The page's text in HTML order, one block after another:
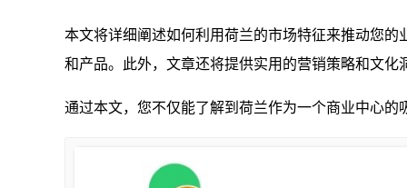
本文将详细阐述如何利用荷兰的市场特征来推动您
和产品。此外，文章还将提供实用的营销策略和文
通过本文，您不仅能了解到荷兰作为一个商业中心